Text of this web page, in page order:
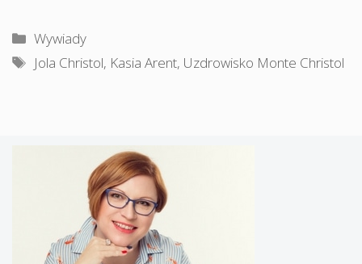
Kategorie
Wywiady
Tagi
Jola Christol, Kasia Arent, Uzdrowisko Monte Christol